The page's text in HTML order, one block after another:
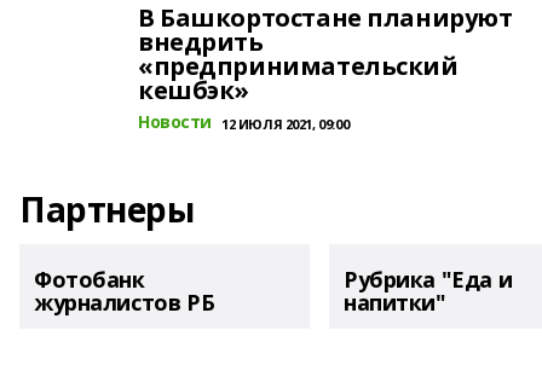
В Башкортостане планируют
внедрить
«предпринимательский
кешбэк»
Новости 12 ИЮЛЯ 2021, 09:00
Партнеры
Фотобанк
журналистов РБ
Рубрика "Еда и
напитки"